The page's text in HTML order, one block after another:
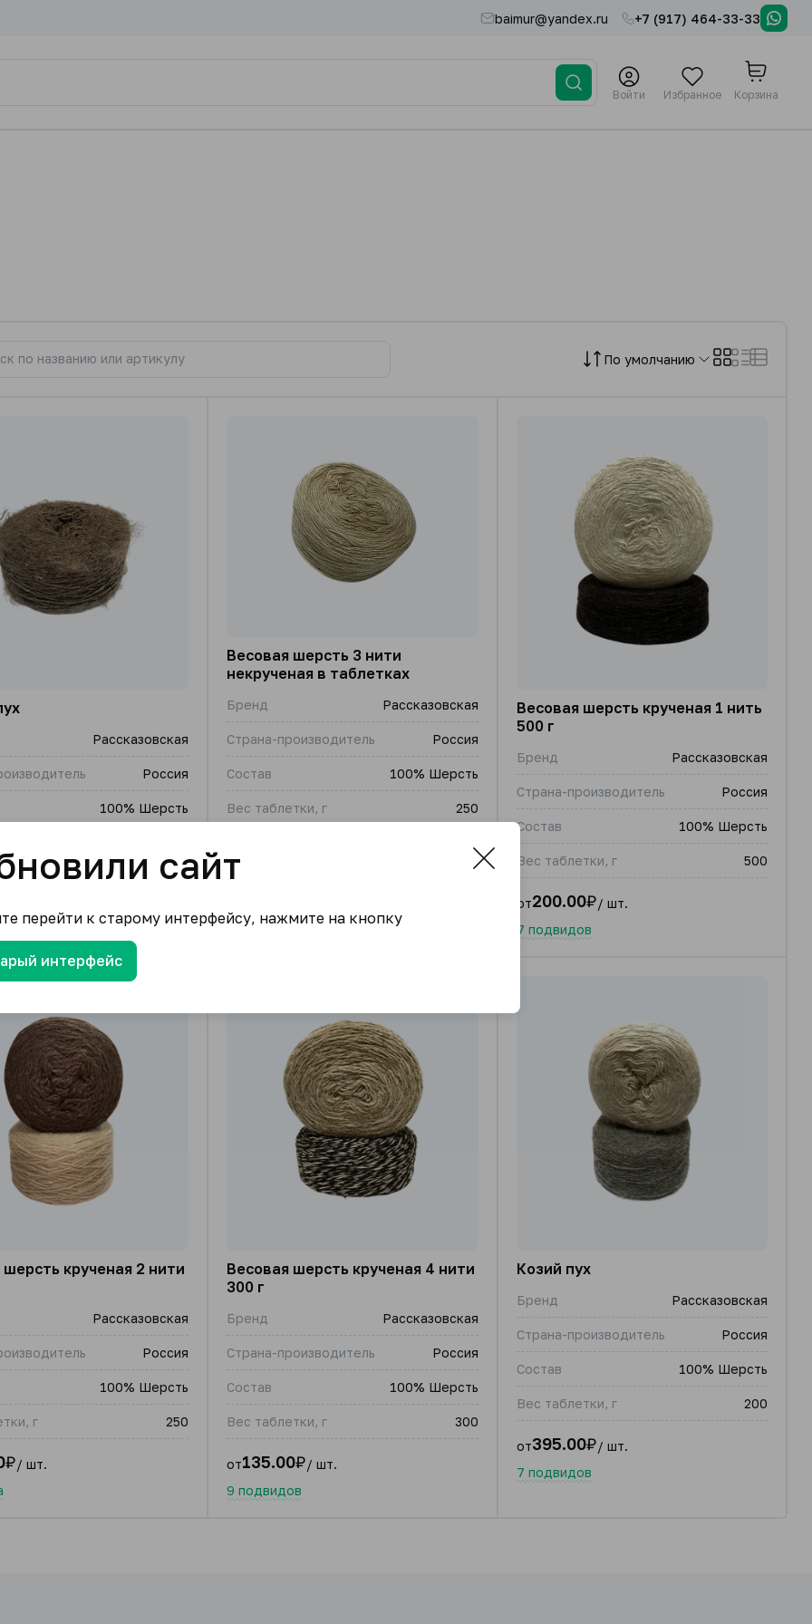
baimur@yandex.ru +7 (917) 464-33-33
Войти Избранное Корзина
По умолчанию
Рассказовская
Россия
100% Шерсть
₽
Весовая шерсть 3 нити
некрученая в таблетках
Бренд Рассказовская
Страна-производитель Россия
Состав 100% Шерсть
Вес таблетки, г 250
3 подвида
Весовая шерсть крученая 1 нить
500 г
Бренд Рассказовская
Страна-производитель Россия
Состав 100% Шерсть
Вес таблетки, г 500
от200.00₽/ шт.
7 подвидов
крученая 2 нити
Рассказовская
Россия
100% Шерсть
г 250
₽/ шт.
Весовая шерсть крученая 4 нити
300 г
Бренд Рассказовская
Страна-производитель Россия
Состав 100% Шерсть
Вес таблетки, г 300
от135.00₽/ шт.
9 подвидов
Козий пух
Бренд Рассказовская
Страна-производитель Россия
Состав 100% Шерсть
Вес таблетки, г 200
от395.00₽/ шт.
7 подвидов
сайт
перейти к старому интерфейсу, нажмите на кнопку
интерфейс